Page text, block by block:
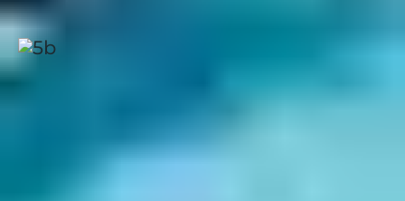
Port Camargue, Les Salins